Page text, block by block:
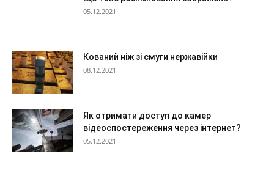
05.12.2021
Кований ніж зі смуги нержавійки
08.12.2021
Як отримати доступ до камер
відеоспостереження через інтернет?
05.12.2021